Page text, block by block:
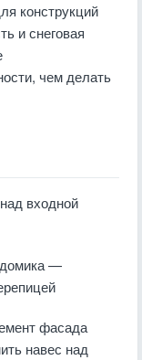
конструкций
и снеговая
чем делать
входной
—
фасада
навес над